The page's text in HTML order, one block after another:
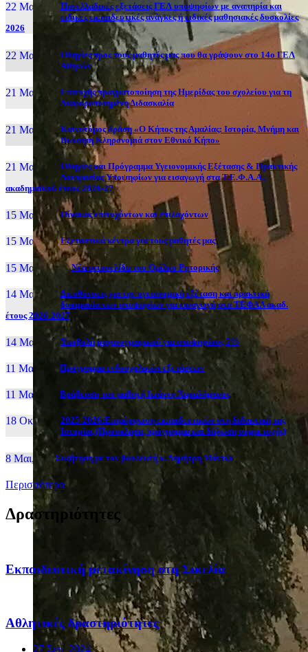
22 Μαι, 26
Πανελλαδικές εξετάσεις ΓΕΛ υποψηφίων με αναπηρία και
ειδικές εκπαιδευτικές ανάγκες ή ειδικές μαθησιακές δυσκολίες
2026
22 Μαι, 26
Οδηγίες προς τους μαθητές μας που θα γράψουν στο 14ο ΓΕΛ
Αθηνών
21 Μαι, 26
Επιτυχής πραγματοποίηση της Ημερίδας του σχολείου για τη
Διαφοροποιημένη Διδασκαλία
21 Μαι, 26
Καινοτόμος δράση «Ο Κήπος της Αμαλίας: Ιστορία, Μνήμη και
Βιώσιμη Κληρονομιά στον Εθνικό Κήπο»
21 Μαι, 26
Οδηγίες και Πρόγραμμα Υγειονομικής Εξέτασης & Πρακτικής
Δοκιμασίας Υποψηφίων για εισαγωγή στα Τ.Ε.Φ.Α.Α.,
ακαδημαϊκού έτους 2026-27
15 Μαι, 26 Πίνακας επιτυχόντων και επιλαχόντων
15 Μαι, 26 Εξεταστικά κέντρα για τους μαθητές μας
15 Μαι, 2026 Νέα ιστοσελίδα του Ομίλου Ρητορικής
14 Μαι, 26
Διευθύνσεις για την υγειονομική εξέταση και πρακτική
δοκιμασία των υποψηφίων για εισαγωγή στα ΤΕΦΑΑ ακαδ.
έτους 2026-2027
14 Μαι, 26 Yποβολή μηχανογραφικού για υποψηφίους 5%
11 Μαι, 26 Πρόγραμμα ενδοσχολικών εξετάσεων
11 Μαι, 26 Βράβευση του μαθητή Ιωάννη Χαραλάμπους
18 Οκτ, 25
2025-2026:Επιμόρφωση εκπαιδευτικών στη διδακτική της
Ιστορίας (Πρόσκληση, πρόγραμμα και δήλωση συμμετοχής)
8 Μαι, 26 Συζήτηση με τον βουλευτή κ. Δημήτρη Μάντζο
Περισσότερα
Δραστηριότητες
Eκπαιδευτική μετακίνηση στη Σικελία
Αθλητικές δραστηριότητες
27 Σεπ, 2024